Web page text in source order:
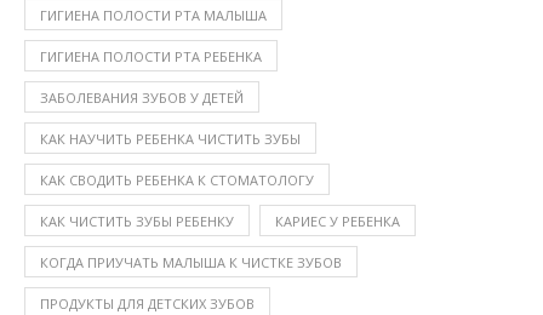
ГИГИЕНА ПОЛОСТИ РТА МАЛЫША
ГИГИЕНА ПОЛОСТИ РТА РЕБЕНКА
ЗАБОЛЕВАНИЯ ЗУБОВ У ДЕТЕЙ
КАК НАУЧИТЬ РЕБЕНКА ЧИСТИТЬ ЗУБЫ
КАК СВОДИТЬ РЕБЕНКА К СТОМАТОЛОГУ
КАК ЧИСТИТЬ ЗУБЫ РЕБЕНКУ КАРИЕС У РЕБЕНКА
КОГДА ПРИУЧАТЬ МАЛЫША К ЧИСТКЕ ЗУБОВ
ПРОДУКТЫ ДЛЯ ДЕТСКИХ ЗУБОВ